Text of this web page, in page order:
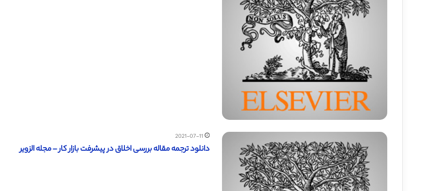
2021-07-11
دانلود ترجمه مقاله بررسی اخلاق در پیشرفت بازار کار – مجله الزویر